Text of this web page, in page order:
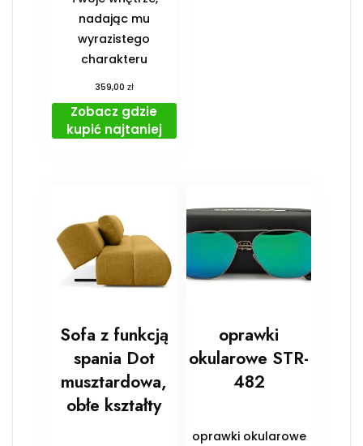
nadając mu
wyrazistego
charakteru
359,00 zł
Zobacz gdzie
kupić najtaniej
Sofa z funkcją
spania Dot
musztardowa,
obłe kształty
oprawki
okularowe STR-
482
oprawki okularowe